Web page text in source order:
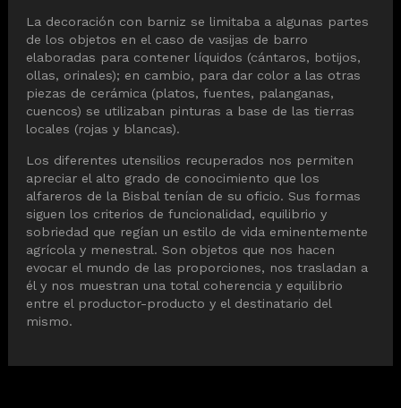
La decoración con barniz se limitaba a algunas partes
de los objetos en el caso de vasijas de barro
elaboradas para contener líquidos (cántaros, botijos,
ollas, orinales); en cambio, para dar color a las otras
piezas de cerámica (platos, fuentes, palanganas,
cuencos) se utilizaban pinturas a base de las tierras
locales (rojas y blancas).
Los diferentes utensilios recuperados nos permiten
apreciar el alto grado de conocimiento que los
alfareros de la Bisbal tenían de su oficio. Sus formas
siguen los criterios de funcionalidad, equilibrio y
sobriedad que regían un estilo de vida eminentemente
agrícola y menestral. Son objetos que nos hacen
evocar el mundo de las proporciones, nos trasladan a
él y nos muestran una total coherencia y equilibrio
entre el productor-producto y el destinatario del
mismo.